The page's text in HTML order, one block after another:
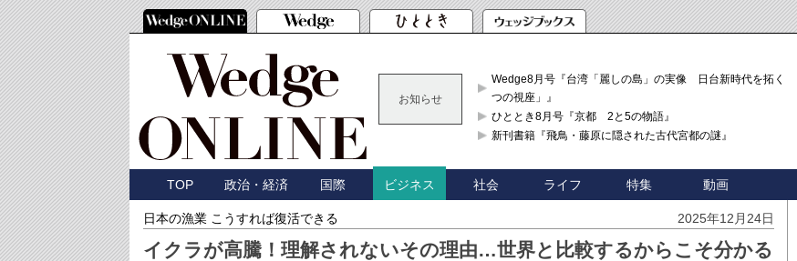
お知らせ
Wedge8月号『台湾「麗しの島」の実像 日台新時代を拓く「3
つの視座」』
ひととき8月号『京都 2と5の物語』
新刊書籍『飛鳥・藤原に隠された古代宮都の謎』
TOP 政治・経済 国際 ビジネス 社会 ライフ 特集 動画
日本の漁業 こうすれば復活できる 2025年12月24日
イクラが高騰！理解されないその理由…世界と比較するからこそ分かる